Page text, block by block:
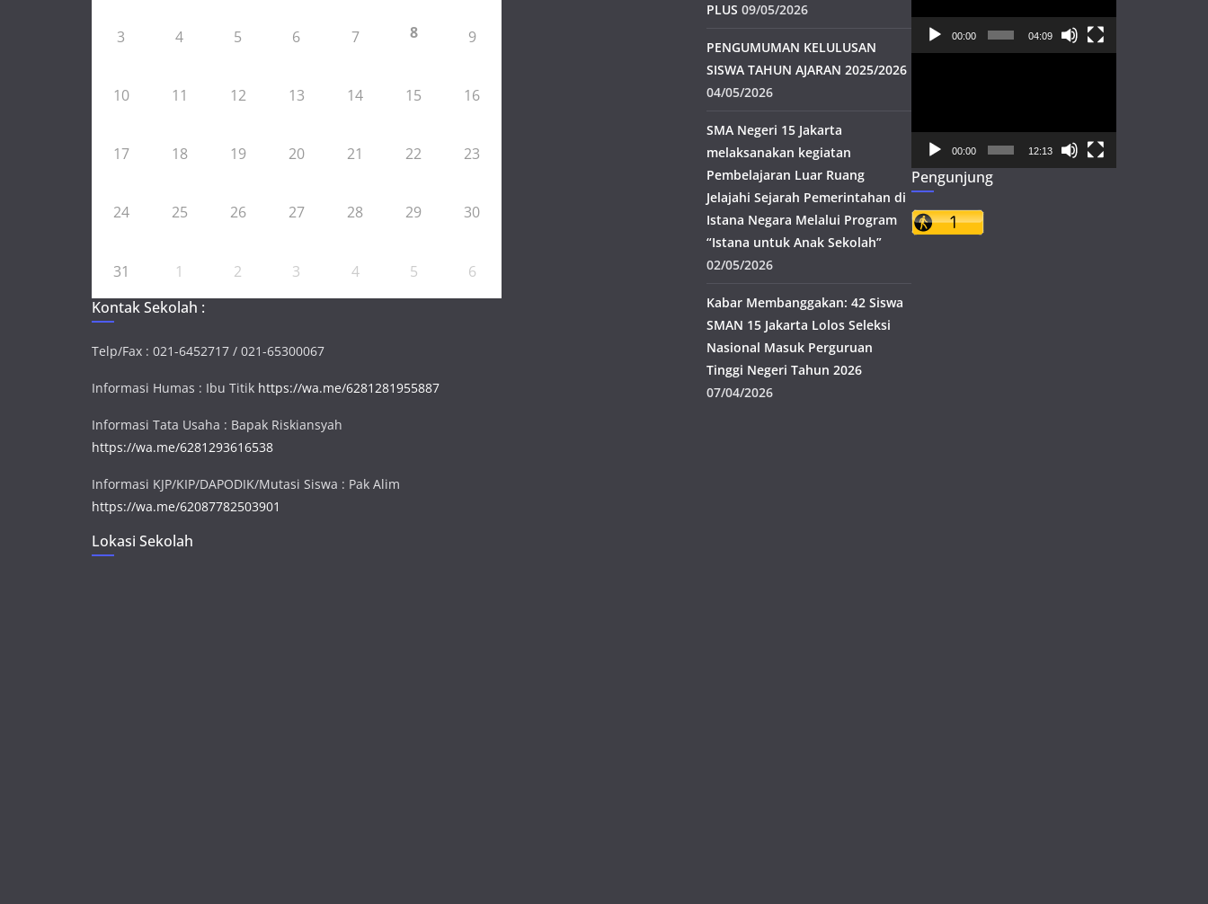
3 4 5 6 7 8 9
10 11 12 13 14 15 16
17 18 19 20 21 22 23
24 25 26 27 28 29 30
31 1 2 3 4 5
6
Kontak Sekolah :
Telp/Fax : 021-6452717 / 021-65300067
Informasi Humas : Ibu Titik https://wa.me/6281281955887
Informasi Tata Usaha : Bapak Riskiansyah
https://wa.me/6281293616538
Informasi KJP/KIP/DAPODIK/Mutasi Siswa : Pak Alim
https://wa.me/62087782503901
Lokasi Sekolah
PLUS 09/05/2026
PENGUMUMAN KELULUSAN
SISWA TAHUN AJARAN 2025/2026
04/05/2026
SMA Negeri 15 Jakarta
melaksanakan kegiatan
Pembelajaran Luar Ruang
Jelajahi Sejarah Pemerintahan di
Istana Negara Melalui Program
“Istana untuk Anak Sekolah”
02/05/2026
Kabar Membanggakan: 42 Siswa
SMAN 15 Jakarta Lolos Seleksi
Nasional Masuk Perguruan
Tinggi Negeri Tahun 2026
07/04/2026
00:00 04:09
00:00 12:13
Pengunjung